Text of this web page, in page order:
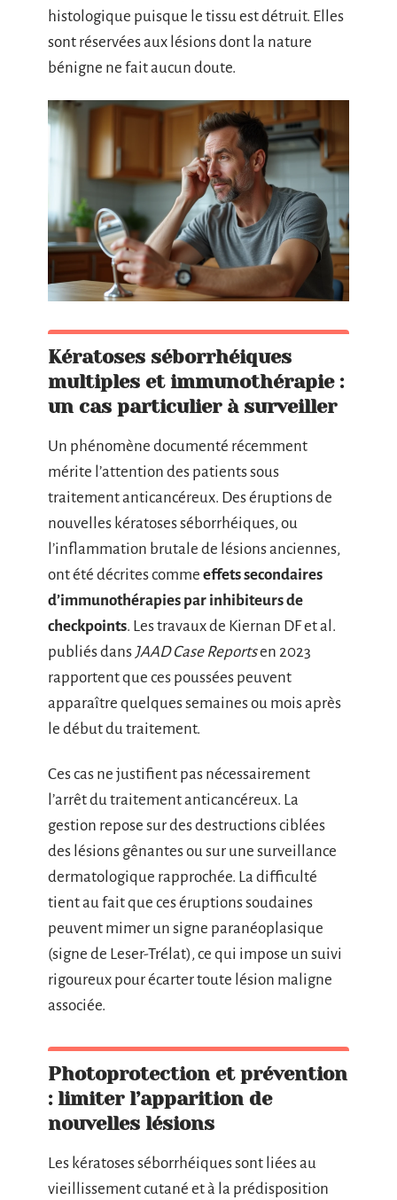
histologique puisque le tissu est détruit. Elles
sont réservées aux lésions dont la nature
bénigne ne fait aucun doute.
Kératoses séborrhéiques
multiples et immunothérapie :
un cas particulier à surveiller
Un phénomène documenté récemment
mérite l’attention des patients sous
traitement anticancéreux. Des éruptions de
nouvelles kératoses séborrhéiques, ou
l’inflammation brutale de lésions anciennes,
ont été décrites comme effets secondaires
d’immunothérapies par inhibiteurs de
checkpoints. Les travaux de Kiernan DF et al.
publiés dans JAAD Case Reportsen 2023
rapportent que ces poussées peuvent
apparaître quelques semaines ou mois après
le début du traitement.
Ces cas ne justifient pas nécessairement
l’arrêt du traitement anticancéreux. La
gestion repose sur des destructions ciblées
des lésions gênantes ou sur une surveillance
dermatologique rapprochée. La difficulté
tient au fait que ces éruptions soudaines
peuvent mimer un signe paranéoplasique
(signe de Leser-Trélat), ce qui impose un suivi
rigoureux pour écarter toute lésion maligne
associée.
Photoprotection et prévention
: limiter l’apparition de
nouvelles lésions
Les kératoses séborrhéiques sont liées au
vieillissement cutané et à la prédisposition